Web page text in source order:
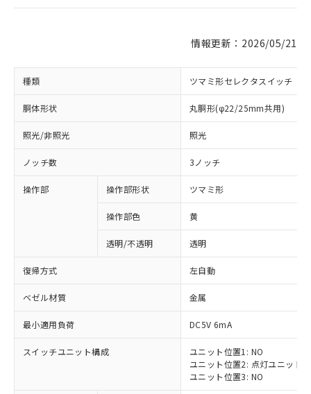
情報更新：2026/05/21
種類 ツマミ形セレクタスイッチ
胴体形状 丸胴形(φ22/25mm共用)
照光/非照光 照光
ノッチ数 3ノッチ
操作部 操作部形状 ツマミ形
操作部色 黄
透明/不透明 透明
復帰方式 左自動
ベゼル材質 金属
最小適用負荷 DC5V 6mA
スイッチユニット構成
ユニット位置1: NO
ユニット位置2: 点灯ユニット
ユニット位置3: NO